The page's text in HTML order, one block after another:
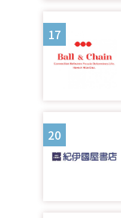
17
20